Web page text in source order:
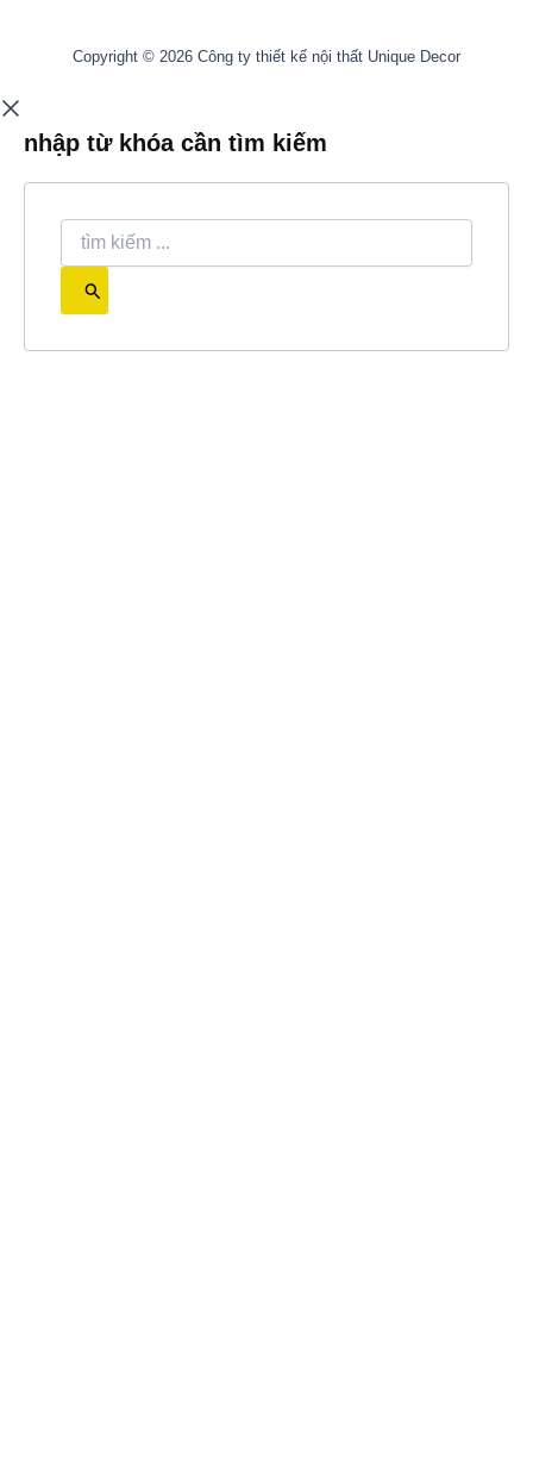
Copyright © 2026 Công ty thiết kế nội thất Unique Decor
nhập từ khóa cần tìm kiếm